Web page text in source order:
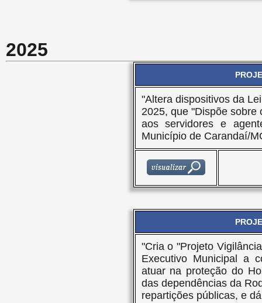
2025
"Altera dispositivos da
2025, que "Dispõe
aos servidores e
Município de Carandaí/
"Cria o "Projeto
Executivo Municipal a
atuar na proteção do
das dependências da
repartições públicas, e